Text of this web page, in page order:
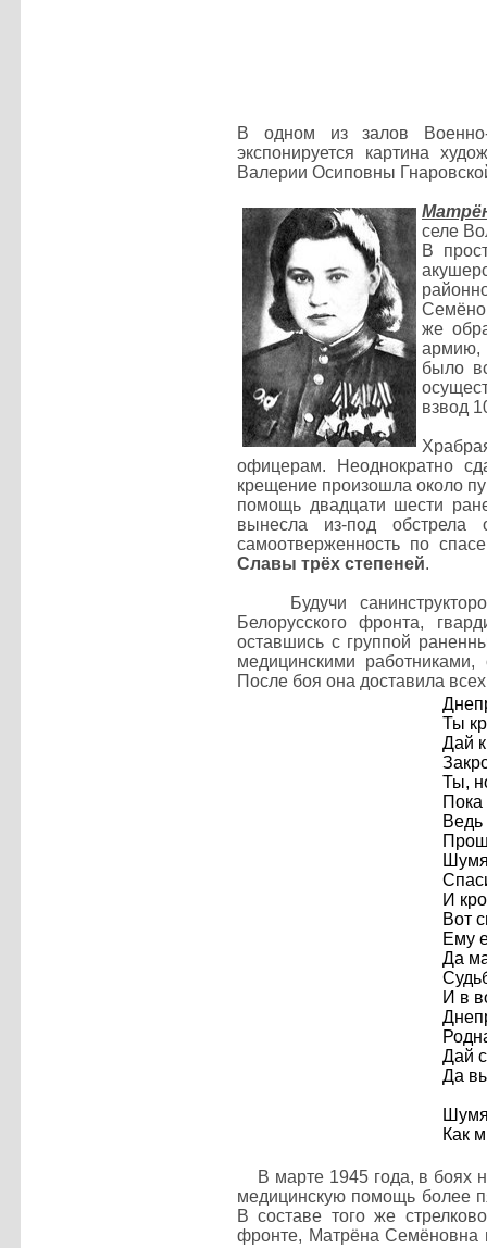
В одном из залов Военно-
экспонируется картина
Валерии Осиповны
селе
В
же
армию,
было
взвод
офицерам. Неоднократно
крещение произошла около
помощь двадцати шести
вынесла из-под
самоотверженность по
Славы трёх степеней.
Будучи
Белорусского фронта,
оставшись с группой
медицинскими
После боя она доставила
Ты
Дай
Ты,
Пока
И
Вот
Ему
Да
И в
Дай
Да
Как
В марте 1945 года, в боях
медицинскую помощь более
В составе того же
фронте, Матрёна Семёновна